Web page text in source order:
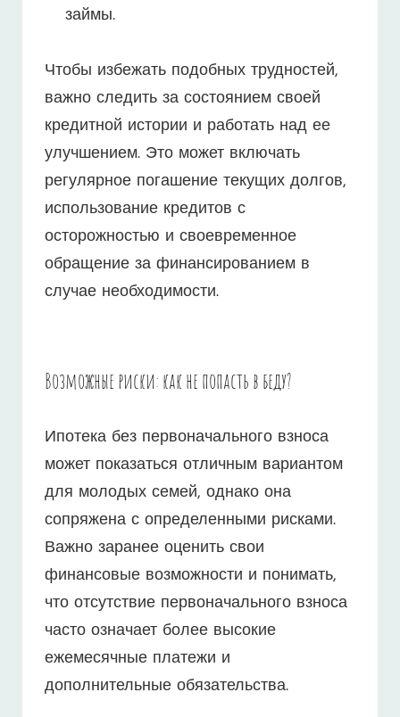
займы.
Чтобы избежать подобных трудностей,
важно следить за состоянием своей
кредитной истории и работать над ее
улучшением. Это может включать
регулярное погашение текущих долгов,
использование кредитов с
осторожностью и своевременное
обращение за финансированием в
случае необходимости.
Возможные риски: как не попасть в беду?
Ипотека без первоначального взноса
может показаться отличным вариантом
для молодых семей, однако она
сопряжена с определенными рисками.
Важно заранее оценить свои
финансовые возможности и понимать,
что отсутствие первоначального взноса
часто означает более высокие
ежемесячные платежи и
дополнительные обязательства.